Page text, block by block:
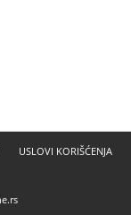
USLOVI KORIŠĆENJA